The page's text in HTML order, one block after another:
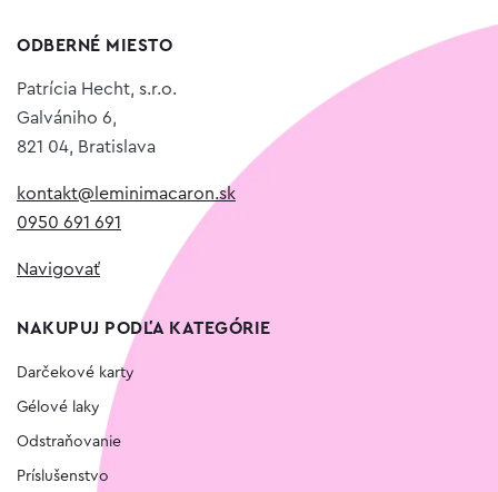
ODBERNÉ MIESTO
Patrícia Hecht, s.r.o.
Galvániho 6,
821 04, Bratislava
kontakt@leminimacaron.sk
0950 691 691
Navigovať
NAKUPUJ PODĽA KATEGÓRIE
Darčekové karty
Gélové laky
Odstraňovanie
Príslušenstvo